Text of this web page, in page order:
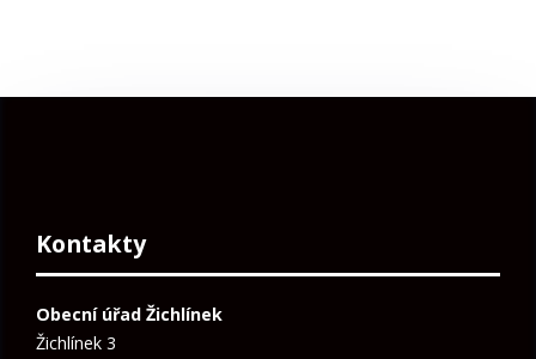
Kontakty
Obecní úřad Žichlínek
Žichlínek 3